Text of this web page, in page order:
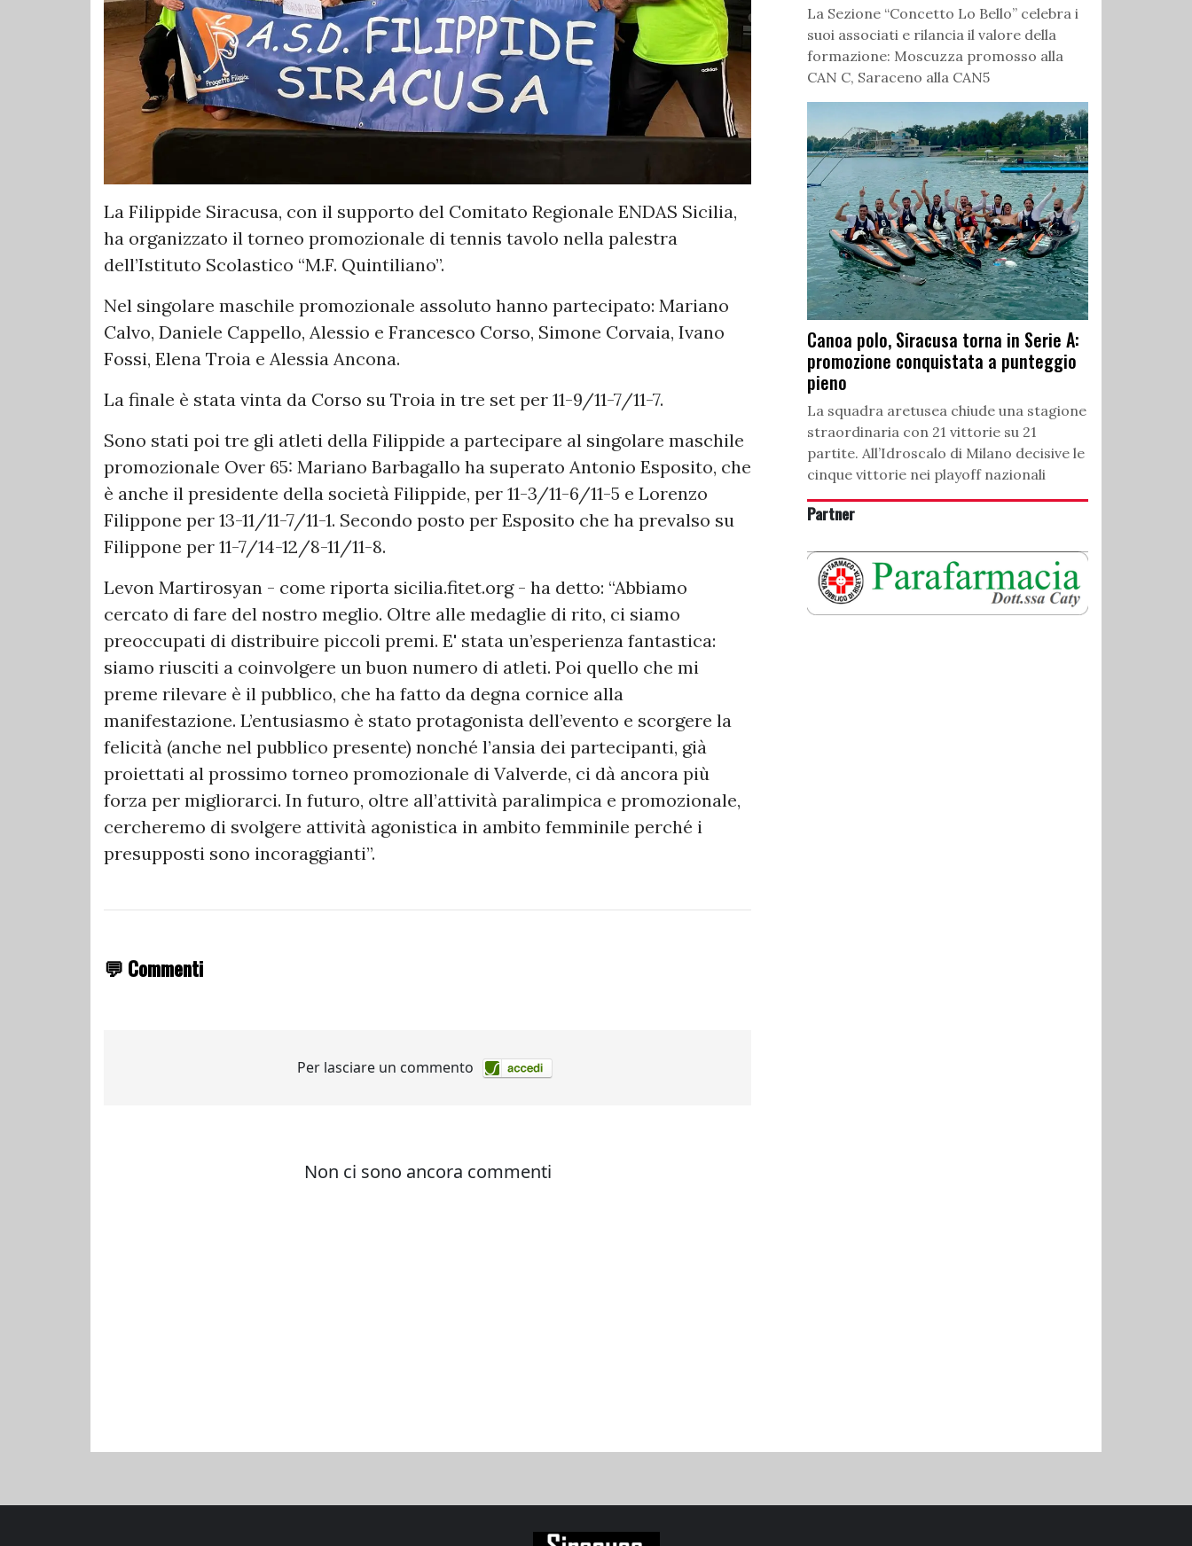
La Filippide Siracusa, con il supporto del Comitato Regionale ENDAS Sicilia,
ha organizzato il torneo promozionale di tennis tavolo nella palestra
dell’Istituto Scolastico “M.F. Quintiliano”.
Nel singolare maschile promozionale assoluto hanno partecipato: Mariano
Calvo, Daniele Cappello, Alessio e Francesco Corso, Simone Corvaia, Ivano
Fossi, Elena Troia e Alessia Ancona.
La finale è stata vinta da Corso su Troia in tre set per 11-9/11-7/11-7.
Sono stati poi tre gli atleti della Filippide a partecipare al singolare maschile
promozionale Over 65: Mariano Barbagallo ha superato Antonio Esposito, che
è anche il presidente della società Filippide, per 11-3/11-6/11-5 e Lorenzo
Filippone per 13-11/11-7/11-1. Secondo posto per Esposito che ha prevalso su
Filippone per 11-7/14-12/8-11/11-8.
Levon Martirosyan - come riporta sicilia.fitet.org - ha detto: “Abbiamo
cercato di fare del nostro meglio. Oltre alle medaglie di rito, ci siamo
preoccupati di distribuire piccoli premi. E' stata un’esperienza fantastica:
siamo riusciti a coinvolgere un buon numero di atleti. Poi quello che mi
preme rilevare è il pubblico, che ha fatto da degna cornice alla
manifestazione. L’entusiasmo è stato protagonista dell’evento e scorgere la
felicità (anche nel pubblico presente) nonché l’ansia dei partecipanti, già
proiettati al prossimo torneo promozionale di Valverde, ci dà ancora più
forza per migliorarci. In futuro, oltre all’attività paralimpica e promozionale,
cercheremo di svolgere attività agonistica in ambito femminile perché i
presupposti sono incoraggianti”.
💬 Commenti
La Sezione “Concetto Lo Bello” celebra i
suoi associati e rilancia il valore della
formazione: Moscuzza promosso alla
CAN C, Saraceno alla CAN5
Canoa polo, Siracusa torna in Serie A:
promozione conquistata a punteggio
pieno
La squadra aretusea chiude una stagione
straordinaria con 21 vittorie su 21
partite. All’Idroscalo di Milano decisive le
cinque vittorie nei playoff nazionali
Partner